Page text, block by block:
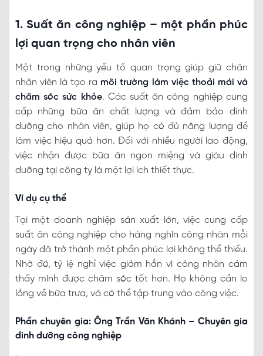
1. Suất ăn công nghiệp – một phần phúc
lợi quan trọng cho nhân viên
Một trong những yếu tố quan trọng giúp giữ chân
nhân viên là tạo ra môi trường làm việc thoải mái và
chăm sóc sức khỏe. Các suất ăn công nghiệp cung
cấp những bữa ăn chất lượng và đảm bảo dinh
dưỡng cho nhân viên, giúp họ có đủ năng lượng để
làm việc hiệu quả hơn. Đối với nhiều người lao động,
việc nhận được bữa ăn ngon miệng và giàu dinh
dưỡng tại công ty là một lợi ích thiết thực.
Ví dụ cụ thể
Tại một doanh nghiệp sản xuất lớn, việc cung cấp
suất ăn công nghiệp cho hàng nghìn công nhân mỗi
ngày đã trở thành một phần phúc lợi không thể thiếu.
Nhờ đó, tỷ lệ nghỉ việc giảm hẳn vì công nhân cảm
thấy mình được chăm sóc tốt hơn. Họ không cần lo
lắng về bữa trưa, và có thể tập trung vào công việc.
Phần chuyên gia: Ông Trần Văn Khánh – Chuyên gia
dinh dưỡng công nghiệp